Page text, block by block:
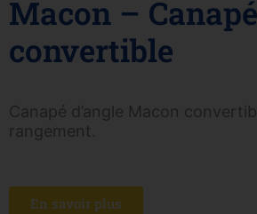
Macon –
convertible
Canapé d’angle Macon
rangement.
En savoir plus